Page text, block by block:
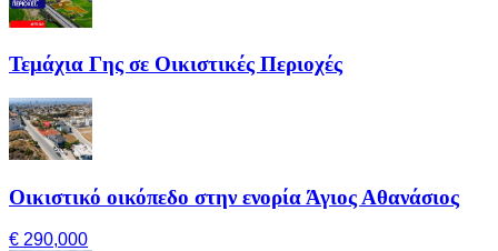
Τεμάχια Γης σε Οικιστικές Περιοχές
Οικιστικό οικόπεδο στην ενορία Άγιος Αθανάσιος
€ 290,000